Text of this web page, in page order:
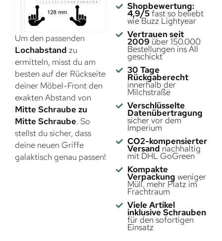
Um den passenden
Lochabstand zu
ermitteln, misst du am
besten auf der Rückseite
deiner Möbel-Front den
exakten Abstand von
Mitte Schraube zu
Mitte Schraube. So
stellst du sicher, dass
deine neuen Griffe
galaktisch genau passen!
Shopbewertung:
4,9/5fast so beliebt
wie Buzz Lightyear
Vertrauen seit
2009 über 150.000
Bestellungen ins All
geschickt
30 Tage
Rückgaberecht
innerhalb der
Milchstraße
Verschlüsselte
Datenübertragung
sicher vor dem
Imperium
CO2-kompensierter
Versand nachhaltig
mit DHL GoGreen
Kompakte
Verpackung weniger
Müll, mehr Platz im
Frachtraum
Viele Artikel
inklusive Schrauben
für den sofortigen
Einsatz